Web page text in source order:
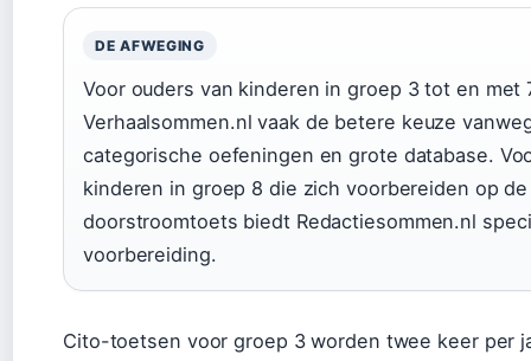
DE AFWEGING
Voor ouders van kinderen in groep 3 tot en met
Verhaalsommen.nl vaak de betere keuze
categorische oefeningen en grote database.
kinderen in groep 8 die zich voorbereiden op de
doorstroomtoets biedt Redactiesommen.nl
voorbereiding.
Cito-toetsen voor groep 3 worden twee keer per